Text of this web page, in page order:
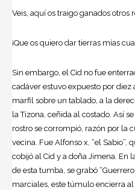
Veis, aquí os traigo ganados otros
¡Que os quiero dar tierras mías
Sin embargo, el Cid no fue
cadáver estuvo expuesto por diez
marfil sobre un tablado, a la
la Tizona, ceñida al costado. Así
rostro se corrompió, razón por la
vecina. Fue Alfonso x, “el
cobijó al Cid y a doña Jimena. En
de esta tumba, se grabó
marciales, este túmulo encierra